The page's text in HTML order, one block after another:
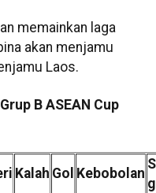
memainkan laga
akan menjamu
Laos.
B ASEAN Cup
Kalah Gol Kebobolan